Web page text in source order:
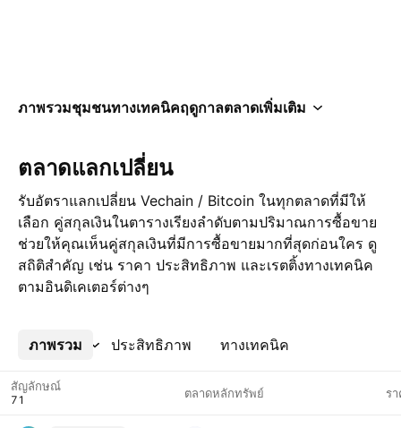
ภาพรวมชุมชนทางเทคนิคฤดูกาลตลาดเพิ่มเติม
ตลาดแลกเปลี่ยน
รับอัตราแลกเปลี่ยน Vechain / Bitcoin ในทุกตลาดที่มีให้
เลือก คู่สกุลเงินในตารางเรียงลำดับตามปริมาณการซื้อขาย
ช่วยให้คุณเห็นคู่สกุลเงินที่มีการซื้อขายมากที่สุดก่อนใคร ดู
สถิติสำคัญ เช่น ราคา ประสิทธิภาพ และเรตติ้งทางเทคนิค
ตามอินดิเคเตอร์ต่างๆ
ภาพรวม ประสิทธิภาพ ทางเทคนิค
เพิ่มเติม
สัญลักษณ์ ตลาดหลักทรัพย์ ร